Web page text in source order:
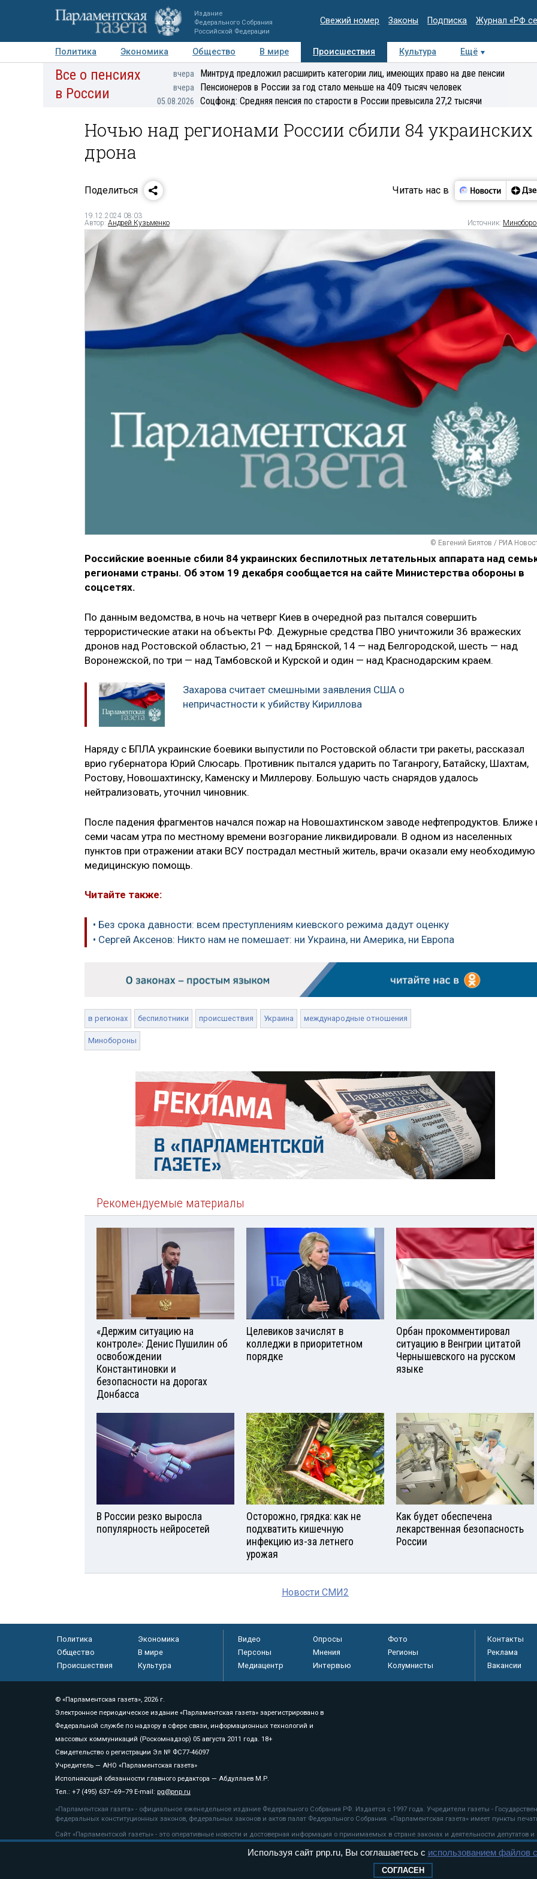
Издание
Федерального Собрания
Российской Федерации
Свежий номер Законы Подписка Журнал «РФ
Политика Экономика Общество В мире Происшествия Культура
Ещё
Авторы Персоны Мнения Регионы Медиацентр Интервью Колумнисты
Все о пенсиях
в России
вчера Минтруд предложил расширить категории лиц, имеющих право на две пенсии
вчера Пенсионеров в России за год стало меньше на 409 тысяч человек
05.08.2026 Соцфонд: Средняя пенсия по старости в России превысила 27,2 тысячи
Ночью над регионами России сбили 84 украинских
дрона
Поделиться Читать нас в
19.12.2024 08:03
Автор: Андрей Кузьменко Источник:
© Евгений Биятов / РИА
Российские военные сбили 84 украинских беспилотных летательных аппарата над
регионами страны. Об этом 19 декабря сообщается на сайте Министерства обороны в
соцсетях.
По данным ведомства, в ночь на четверг Киев в очередной раз пытался совершить
террористические атаки на объекты РФ. Дежурные средства ПВО уничтожили 36 вражеских
дронов над Ростовской областью, 21 — над Брянской, 14 — над Белгородской, шесть — над
Воронежской, по три — над Тамбовской и Курской и один — над Краснодарским краем.
Захарова считает смешными заявления США о
непричастности к убийству Кириллова
Наряду с БПЛА украинские боевики выпустили по Ростовской области три ракеты, рассказал
врио губернатора Юрий Слюсарь. Противник пытался ударить по Таганрогу, Батайску, Шахтам,
Ростову, Новошахтинску, Каменску и Миллерову. Большую часть снарядов удалось
нейтрализовать, уточнил чиновник.
После падения фрагментов начался пожар на Новошахтинском заводе нефтепродуктов. Ближе
семи часам утра по местному времени возгорание ликвидировали. В одном из населенных
пунктов при отражении атаки ВСУ пострадал местный житель, врачи оказали ему необходимую
медицинскую помощь.
Читайте также:
• Без срока давности: всем преступлениям киевского режима дадут оценку
• Сергей Аксенов: Никто нам не помешает: ни Украина, ни Америка, ни Европа
в регионах беспилотники происшествия Украина международные отношения
Минобороны
Рекомендуемые материалы
«Держим ситуацию на
контроле»: Денис Пушилин об
освобождении
Константиновки и
безопасности на дорогах
Донбасса
Целевиков зачислят в
колледжи в приоритетном
порядке
Орбан прокомментировал
ситуацию в Венгрии цитатой
Чернышевского на русском
языке
В России резко выросла
популярность нейросетей
Осторожно, грядка: как не
подхватить кишечную
инфекцию из-за летнего
урожая
Как будет обеспечена
лекарственная безопасность
России
Новости СМИ2
Политика
Экономика
Общество
В мире
Происшествия
Культура
Видео Опросы
Фото
Персоны
Мнения
Регионы
Медиацентр
Интервью Колумнисты
Контакты
Реклама
Вакансии
© «Парламентская газета», 2026 г.
Электронное периодическое издание «Парламентская газета» зарегистрировано в
Федеральной службе по надзору в сфере связи, информационных технологий и
массовых коммуникаций (Роскомнадзор) 05 августа 2011 года. 18+
Свидетельство о регистрации Эл № ФС77-46097
Учредитель — АНО «Парламентская газета»
Исполняющий обязанности главного редактора — Абдуллаев М.Р.
Тел.: +7 (495) 637–69–79 E-mail: pg@pnp.ru
«Парламентская газета» - официальное еженедельное издание Федерального Собрания РФ. Издается с 1997 года. Учредители газеты -
федеральных конституционных законов, федеральных законов и актов палат Федерального Собрания. «Парламентская газета» имеет пункты
Сайт «Парламентской газеты» - это оперативные новости и достоверная информация о принимаемых в стране законах и деятельности депутатов
«Парламентской газеты» активная ссылка на pnp.ru обязательна.
рекомендательные технологии
Используя сайт pnp.ru, Вы соглашаетесь с использованием файлов
СОГЛАСЕН